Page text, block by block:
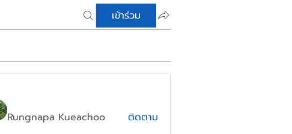
เข้าร่วม
Rungnapa Kueachoo
ติดตาม